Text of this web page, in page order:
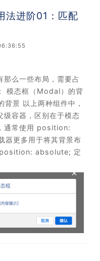
进阶01：匹配
那么一些布局，需要占
模态框（Modal）的背
景 以上两种组件中，
级容器，区别在于模态
通常使用 position:
器更多用于将其背景布
position: absolute; 定